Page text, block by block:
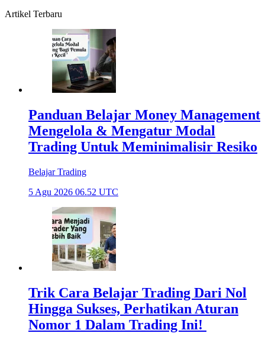
Artikel Terbaru
Panduan Belajar Money Management
Mengelola & Mengatur Modal
Trading Untuk Meminimalisir Resiko
Belajar Trading
5 Agu 2026 06.52 UTC
Trik Cara Belajar Trading Dari Nol
Hingga Sukses, Perhatikan Aturan
Nomor 1 Dalam Trading Ini!